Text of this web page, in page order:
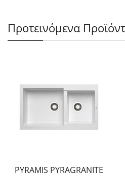
Προτεινόμενα
PYRAMIS PYRAGRANITE